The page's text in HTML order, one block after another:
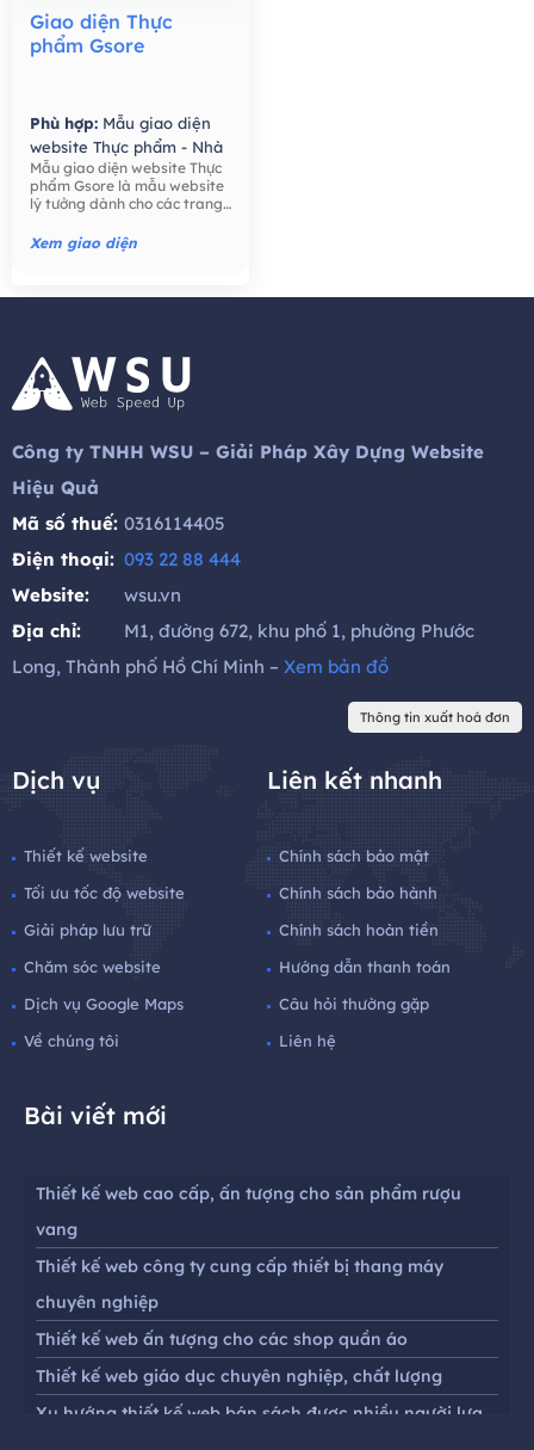
Giao diện Thực
phẩm Gsore
Phù hợp: Mẫu giao diện
website Thực phẩm - Nhà
Hàng,Mẫu giao diện
website Bán hàng -
Thương mại điện tử,
Mẫu giao diện website Thực
phẩm Gsore là mẫu website
lý tưởng dành cho các trang
phẩm, công ty thực phẩm,
thực phẩm hữu cơ, nước ép
Xem giao diện
Công ty TNHH WSU – Giải Pháp Xây Dựng Website
Hiệu Quả
Mã số thuế: 0316114405
Điện thoại: 093 22 88 444
Website:
wsu.vn
Địa chỉ:
M1, đường 672, khu phố 1, phường Phước
Long, Thành phố Hồ Chí Minh – Xem bản đồ
Thông tin xuất hoá đơn
Dịch vụ
Thiết kế website
Tối ưu tốc độ website
Giải pháp lưu trữ
Chăm sóc website
Dịch vụ Google Maps
Về chúng tôi
Liên kết nhanh
Chính sách bảo mật
Chính sách bảo hành
Chính sách hoàn tiền
Hướng dẫn thanh toán
Câu hỏi thường gặp
Liên hệ
Bài viết mới
Thiết kế web cao cấp, ấn tượng cho sản phẩm rượu
vang
Thiết kế web công ty cung cấp thiết bị thang máy
chuyên nghiệp
Thiết kế web ấn tượng cho các shop quần áo
Thiết kế web giáo dục chuyên nghiệp, chất lượng
Xu hướng thiết kế web bán sách được nhiều người lựa